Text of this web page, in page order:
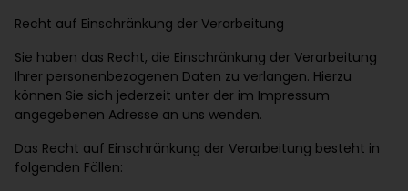
Recht auf Einschränkung der Verarbeitung
Sie haben das Recht, die Einschränkung der Verarbeitung
Ihrer personenbezogenen Daten zu verlangen. Hierzu
können Sie sich jederzeit unter der im Impressum
angegebenen Adresse an uns wenden.
Das Recht auf Einschränkung der Verarbeitung besteht in
folgenden Fällen: